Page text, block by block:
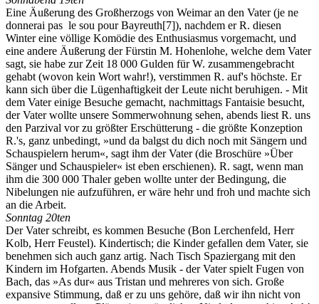
Eine Äußerung des Großherzogs von Weimar an den Vater (je ne
donnerai pas le sou pour Bayreuth[7]), nachdem er R. diesen
Winter eine völlige Komödie des Enthusiasmus vorgemacht, und
eine andere Äußerung der Fürstin M. Hohenlohe, welche dem Vater
sagt, sie habe zur Zeit 18 000 Gulden für W. zusammengebracht
gehabt (wovon kein Wort wahr!), verstimmen R. auf's höchste. Er
kann sich über die Lügenhaftigkeit der Leute nicht beruhigen. - Mit
dem Vater einige Besuche gemacht, nachmittags Fantaisie besucht,
der Vater wollte unsere Sommerwohnung sehen, abends liest R. uns
den Parzival vor zu größter Erschütterung - die größte Konzeption
R.'s, ganz unbedingt, »und da balgst du dich noch mit Sängern und
Schauspielern herum«, sagt ihm der Vater (die Broschüre »Über
Sänger und Schauspieler« ist eben erschienen). R. sagt, wenn man
ihm die 300 000 Thaler geben wollte unter der Bedingung, die
Nibelungen nie aufzuführen, er wäre hehr und froh und machte sich
an die Arbeit.
Sonntag 20ten
Der Vater schreibt, es kommen Besuche (Bon Lerchenfeld, Herr
Kolb, Herr Feustel). Kindertisch; die Kinder gefallen dem Vater, sie
benehmen sich auch ganz artig. Nach Tisch Spaziergang mit den
Kindern im Hofgarten. Abends Musik - der Vater spielt Fugen von
Bach, das »As dur« aus Tristan und mehreres von sich. Große
expansive Stimmung, daß er zu uns gehöre, daß wir ihn nicht von